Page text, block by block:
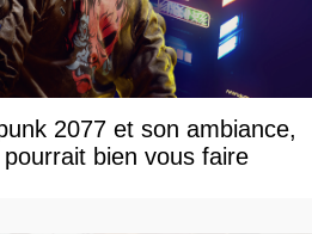
2077 et son ambiance,
bien vous faire